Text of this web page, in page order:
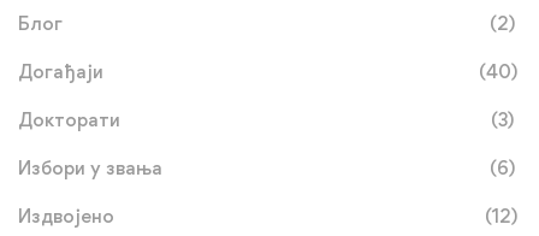
Блог (2)
Догађаји (40)
Докторати (3)
Избори у звања (6)
Издвојено (12)